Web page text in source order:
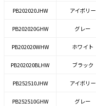
PB202020JHW アイボリー
PB202020GHW グレー
PB202020WHW ホワイト
PB202020BLHW ブラック
PB252510JHW アイボリー
PB252510GHW グレー